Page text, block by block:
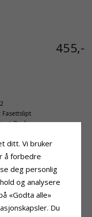
455,-
2
Fasettslipt
Onyks
10,3 cm
7,0 mm
OGSÅ
ditt. Vi bruker
å forbedre
deg personlig
og analysere
«Godta alle»
Du